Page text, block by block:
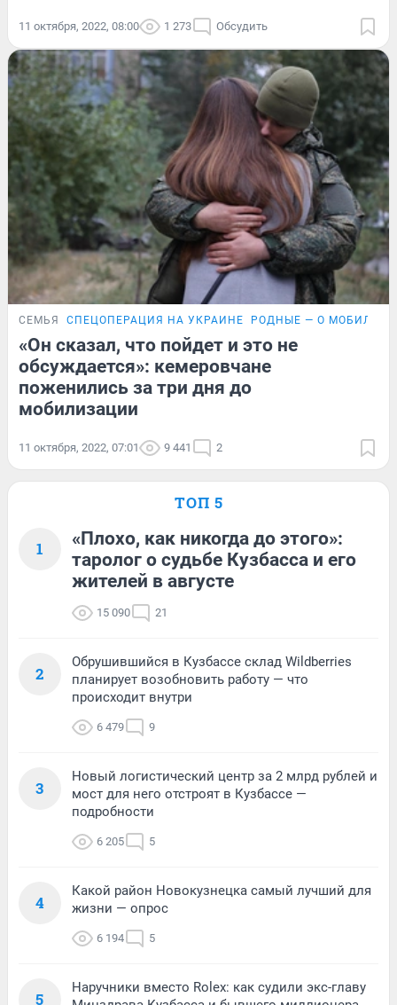
11 октября, 2022, 08:00 1 273 Обсудить
СЕМЬЯ СПЕЦОПЕРАЦИЯ НА УКРАИНЕ РОДНЫЕ — О
«Он сказал, что пойдет и это не
обсуждается»: кемеровчане
поженились за три дня до
мобилизации
11 октября, 2022, 07:01 9 441 2
ТОП 5
1
«Плохо, как никогда до этого»:
таролог о судьбе Кузбасса и его
жителей в августе
15 090 21
2
Обрушившийся в Кузбассе склад Wildberries
планирует возобновить работу — что
происходит внутри
6 479 9
3
Новый логистический центр за 2 млрд рублей и
мост для него отстроят в Кузбассе —
подробности
6 205 5
4
Какой район Новокузнецка самый лучший для
жизни — опрос
6 194 5
5
Наручники вместо Rolex: как судили экс-главу